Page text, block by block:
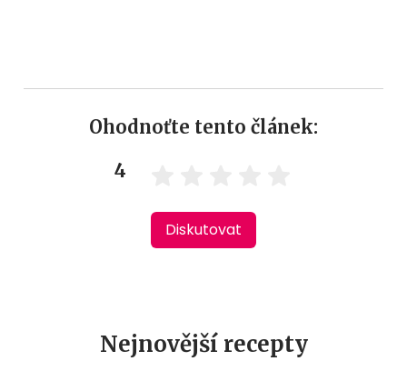
Ohodnoťte tento článek:
4
Diskutovat
Nejnovější recepty